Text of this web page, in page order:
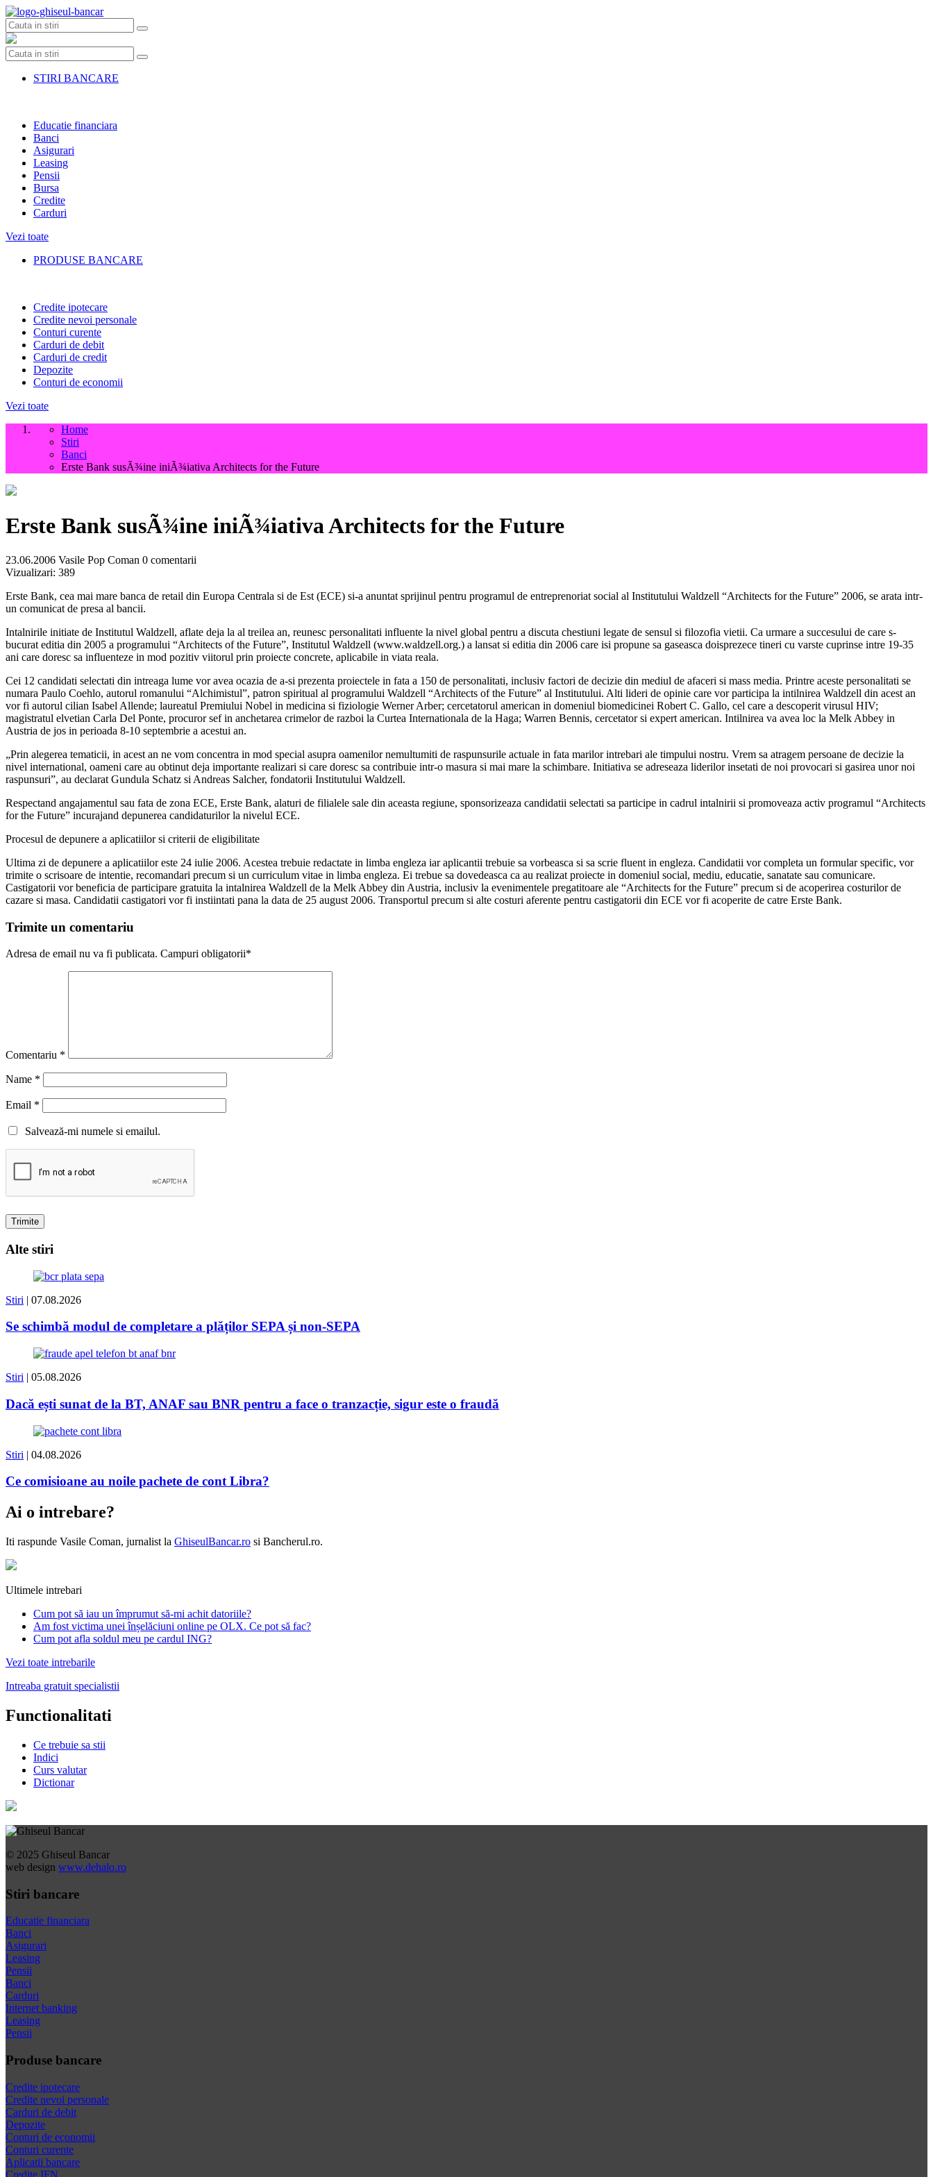
Skip
to
content
STIRI BANCARE
Educatie financiara
Banci
Asigurari
Leasing
Pensii
Bursa
Credite
Carduri
Vezi toate
PRODUSE BANCARE
Credite ipotecare
Credite nevoi personale
Conturi curente
Carduri de debit
Carduri de credit
Depozite
Conturi de economii
Vezi toate
Home
Stiri
Banci
Erste Bank susÃ¾ine iniÃ¾iativa Architects for the Future
Erste Bank susÃ¾ine iniÃ¾iativa Architects for the Future
23.06.2006 Vasile Pop Coman 0 comentarii
Vizualizari: 389
Erste Bank, cea mai mare banca de retail din Europa Centrala si de Est (ECE) si-a anuntat sprijinul pentru programul de entreprenoriat social al Institutului Waldzell “Architects for the Future” 2006, se arata intr-
un comunicat de presa al bancii.
Intalnirile initiate de Institutul Waldzell, aflate deja la al treilea an, reunesc personalitati influente la nivel global pentru a discuta chestiuni legate de sensul si filozofia vietii. Ca urmare a succesului de care s-
bucurat editia din 2005 a programului “Architects of the Future”, Institutul Waldzell (www.waldzell.org.) a lansat si editia din 2006 care isi propune sa gaseasca doisprezece tineri cu varste cuprinse intre 19-35
ani care doresc sa influenteze in mod pozitiv viitorul prin proiecte concrete, aplicabile in viata reala.
Cei 12 candidati selectati din intreaga lume vor avea ocazia de a-si prezenta proiectele in fata a 150 de personalitati, inclusiv factori de decizie din mediul de afaceri si mass media. Printre aceste personalitati se
numara Paulo Coehlo, autorul romanului “Alchimistul”, patron spiritual al programului Waldzell “Architects of the Future” al Institutului. Alti lideri de opinie care vor participa la intilnirea Waldzell din acest an
vor fi autorul cilian Isabel Allende; laureatul Premiului Nobel in medicina si fiziologie Werner Arber; cercetatorul american in domeniul biomedicinei Robert C. Gallo, cel care a descoperit virusul HIV;
magistratul elvetian Carla Del Ponte, procuror sef in anchetarea crimelor de razboi la Curtea Internationala de la Haga; Warren Bennis, cercetator si expert american. Intilnirea va avea loc la Melk Abbey in
Austria de jos in perioada 8-10 septembrie a acestui an.
„Prin alegerea tematicii, in acest an ne vom concentra in mod special asupra oamenilor nemultumiti de raspunsurile actuale in fata marilor intrebari ale timpului nostru. Vrem sa atragem persoane de decizie la
nivel international, oameni care au obtinut deja importante realizari si care doresc sa contribuie intr-o masura si mai mare la schimbare. Initiativa se adreseaza liderilor insetati de noi provocari si gasirea unor noi
raspunsuri”, au declarat Gundula Schatz si Andreas Salcher, fondatorii Institutului Waldzell.
Respectand angajamentul sau fata de zona ECE, Erste Bank, alaturi de filialele sale din aceasta regiune, sponsorizeaza candidatii selectati sa participe in cadrul intalnirii si promoveaza activ programul “Architects
for the Future” incurajand depunerea candidaturilor la nivelul ECE.
Procesul de depunere a aplicatiilor si criterii de eligibilitate
Ultima zi de depunere a aplicatiilor este 24 iulie 2006. Acestea trebuie redactate in limba engleza iar aplicantii trebuie sa vorbeasca si sa scrie fluent in engleza. Candidatii vor completa un formular specific, vor
trimite o scrisoare de intentie, recomandari precum si un curriculum vitae in limba engleza. Ei trebue sa dovedeasca ca au realizat proiecte in domeniul social, mediu, educatie, sanatate sau comunicare.
Castigatorii vor beneficia de participare gratuita la intalnirea Waldzell de la Melk Abbey din Austria, inclusiv la evenimentele pregatitoare ale “Architects for the Future” precum si de acoperirea costurilor de
cazare si masa. Candidatii castigatori vor fi instiintati pana la data de 25 august 2006. Transportul precum si alte costuri aferente pentru castigatorii din ECE vor fi acoperite de catre Erste Bank.
Trimite un comentariu
Adresa de email nu va fi publicata. Campuri obligatorii*
Comentariu *
Name *
Email *
Salvează-mi numele si emailul.
Alte stiri
Stiri | 07.08.2026
Se schimbă modul de completare a plăților SEPA și non-SEPA
Stiri | 05.08.2026
Dacă ești sunat de la BT, ANAF sau BNR pentru a face o tranzacție, sigur este o fraudă
Stiri | 04.08.2026
Ce comisioane au noile pachete de cont Libra?
Ai o intrebare?
Iti raspunde Vasile Coman, jurnalist la GhiseulBancar.ro si Bancherul.ro.
Ultimele intrebari
Cum pot să iau un împrumut să-mi achit datoriile?
Am fost victima unei înșelăciuni online pe OLX. Ce pot să fac?
Cum pot afla soldul meu pe cardul ING?
Vezi toate intrebarile
Intreaba gratuit specialistii
Functionalitati
Ce trebuie sa stii
Indici
Curs valutar
Dictionar
© 2025 Ghiseul Bancar
web design www.dehalo.ro
Stiri bancare
Educatie financiara
Banci
Asigurari
Leasing
Pensii
Banci
Carduri
Internet banking
Leasing
Pensii
Produse bancare
Credite ipotecare
Credite nevoi personale
Carduri de debit
Depozite
Conturi de economii
Conturi curente
Aplicatii bancare
Credite IFN